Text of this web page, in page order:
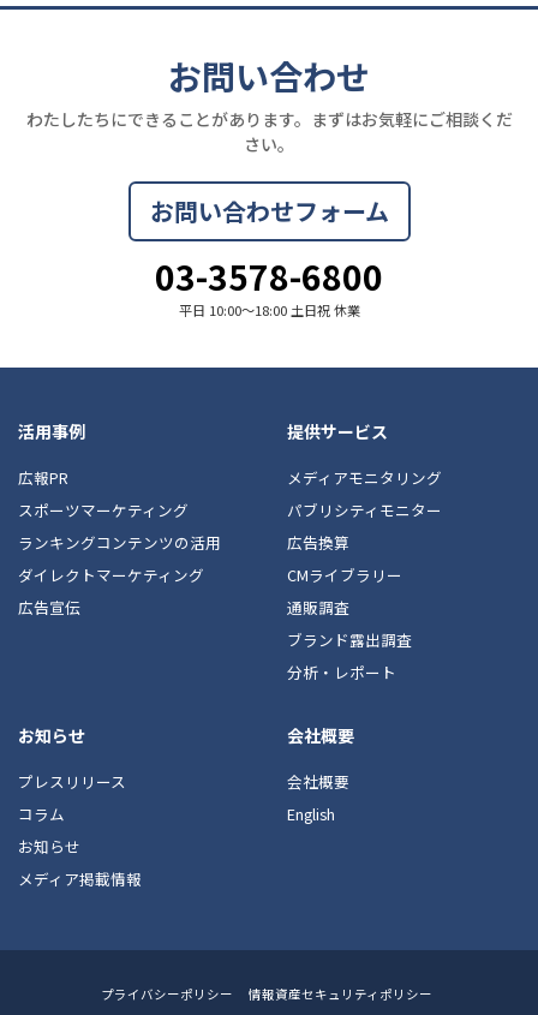
お問い合わせ
わたしたちにできることがあります。まずはお気軽にご相談くだ
さい。
お問い合わせフォーム
03-3578-6800
平日 10:00〜18:00 土日祝 休業
活用事例
広報PR
スポーツマーケティング
ランキングコンテンツの活用
ダイレクトマーケティング
広告宣伝
提供サービス
メディアモニタリング
パブリシティモニター
広告換算
CMライブラリー
通販調査
ブランド露出調査
分析・レポート
お知らせ
プレスリリース
コラム
お知らせ
メディア掲載情報
会社概要
会社概要
English
Footerプライバシーポリシー 情報資産セキュリティポリシー